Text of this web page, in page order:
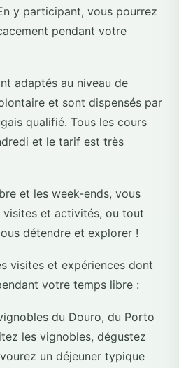
y participant, vous pourrez
pendant votre
adaptés au niveau de
et sont dispensés par
qualifié. Tous les cours
et le tarif est très
et les week-ends, vous
et activités, ou tout
détendre et explorer !
visites et expériences dont
votre temps libre :
du Douro, du Porto
les vignobles, dégustez
un déjeuner typique